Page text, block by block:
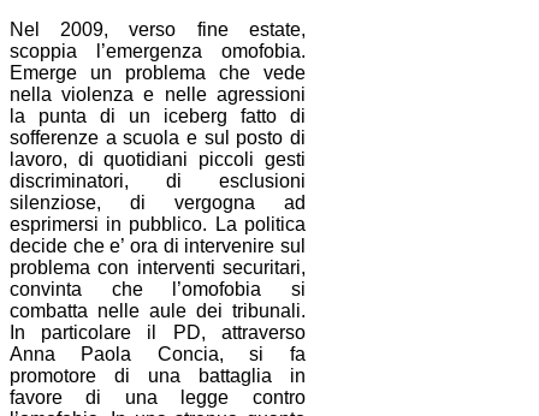
Nel 2009, verso fine estate,
scoppia l’emergenza omofobia.
Emerge un problema che vede
nella violenza e nelle agressioni
la punta di un iceberg fatto di
sofferenze a scuola e sul posto di
lavoro, di quotidiani piccoli gesti
discriminatori, di esclusioni
silenziose, di vergogna ad
esprimersi in pubblico. La politica
decide che e’ ora di intervenire sul
problema con interventi securitari,
convinta che l’omofobia si
combatta nelle aule dei tribunali.
In particolare il PD, attraverso
Anna Paola Concia, si fa
promotore di una battaglia in
favore di una legge contro